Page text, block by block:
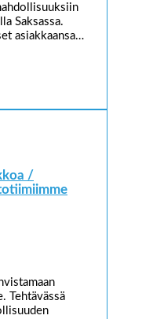
Saksassa.
asiakkaansa…
/
Tehtävässä